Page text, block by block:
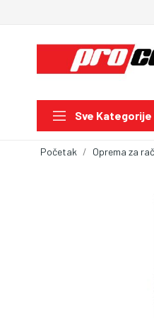
Sve Kategorije
Početak Oprema za